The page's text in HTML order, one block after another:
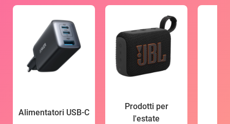
Alimentatori USB-C
Prodotti per
l'estate